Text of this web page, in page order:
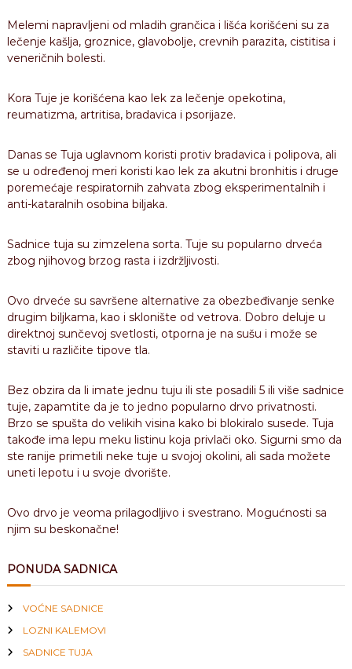
Melemi napravljeni od mladih grančica i lišća korišćeni su za
lečenje kašlja, groznice, glavobolje, crevnih parazita, cistitisa i
veneričnih bolesti.
Kora Tuje je korišćena kao lek za lečenje opekotina,
reumatizma, artritisa, bradavica i psorijaze.
Danas se Tuja uglavnom koristi protiv bradavica i polipova, ali
se u određenoj meri koristi kao lek za akutni bronhitis i druge
poremećaje respiratornih zahvata zbog eksperimentalnih i
anti-kataralnih osobina biljaka.
Sadnice tuja su zimzelena sorta. Tuje su popularno drveća
zbog njihovog brzog rasta i izdržljivosti.
Ovo drveće su savršene alternative za obezbeđivanje senke
drugim biljkama, kao i sklonište od vetrova. Dobro deluje u
direktnoj sunčevoj svetlosti, otporna je na sušu i može se
staviti u različite tipove tla.
Bez obzira da li imate jednu tuju ili ste posadili 5 ili više sadnice
tuje, zapamtite da je to jedno popularno drvo privatnosti.
Brzo se spušta do velikih visina kako bi blokiralo susede. Tuja
takođe ima lepu meku listinu koja privlači oko. Sigurni smo da
ste ranije primetili neke tuje u svojoj okolini, ali sada možete
uneti lepotu i u svoje dvorište.
Ovo drvo je veoma prilagodljivo i svestrano. Mogućnosti sa
njim su beskonačne!
PONUDA SADNICA
VOĆNE SADNICE
LOZNI KALEMOVI
SADNICE TUJA